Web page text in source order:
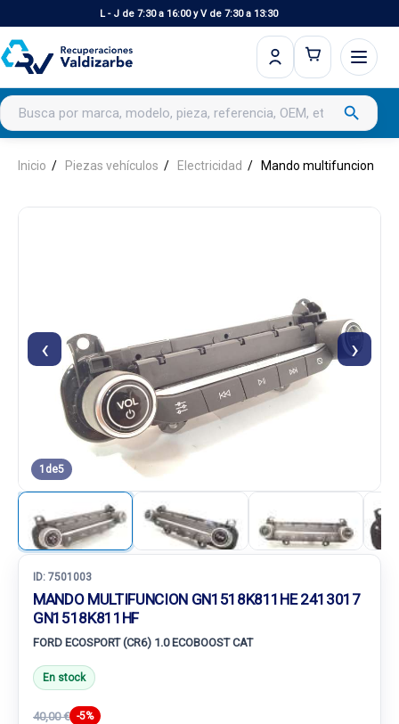
L - J de 7:30 a 16:00 y V de 7:30 a 13:30
Buscar productos search
Inicio Piezas vehículos Electricidad Mando multifuncion
‹ ›
1 de5
ID: 7501003
MANDO MULTIFUNCION GN1518K811HE 2413017
GN1518K811HF
FORD ECOSPORT (CR6) 1.0 ECOBOOST CAT
En stock
40,00 € -5%